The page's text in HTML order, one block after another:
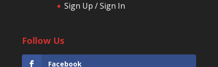
Sign Up / Sign In
Follow Us
Facebook